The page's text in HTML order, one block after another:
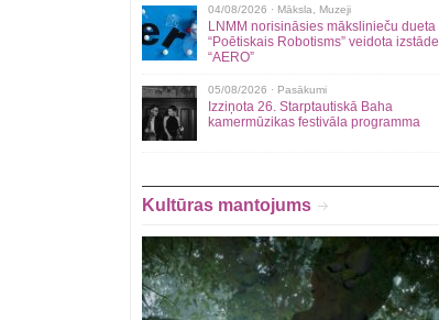
04/08/2026 · Māksla Muzeji
LNMM norisināsies mākslinieču dueta
“Poētiskais Robotisms” veidota izstāde
“AERO”
05/08/2026 · Pasākumi
Izziņota 26. Starptautiskā Baha
kamermūzikas festivāla programma
Kultūras mantojums